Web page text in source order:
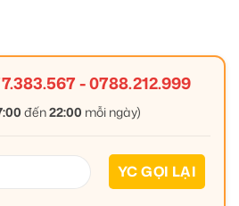
-0788.212.999
đến22:00 mỗi ngày)